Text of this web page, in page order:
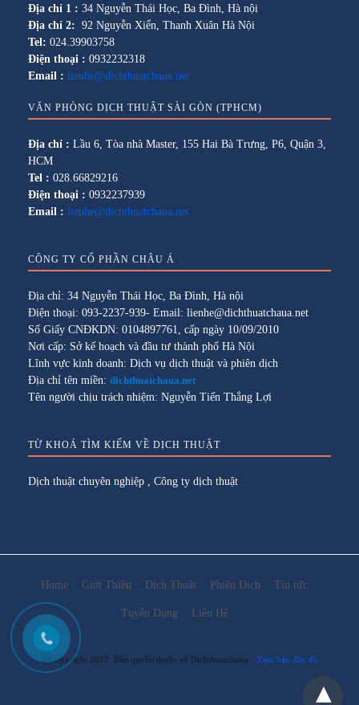
Địa chỉ 1 : 34 Nguyễn Thái Học, Ba Đình, Hà nội
Địa chỉ 2: 92 Nguyễn Xiển, Thanh Xuân Hà Nội
Tel: 024.39903758
Điện thoại : 0932232318
Email : lienhe@dichthuatchaua.net
VĂN PHÒNG DỊCH THUẬT SÀI GÒN (TPHCM)
Địa chỉ : Lầu 6, Tòa nhà Master, 155 Hai Bà Trưng, P6, Quận 3,
HCM
Tel : 028.66829216
Điện thoại : 0932237939
Email : lienhe@dichthuatchaua.net
CÔNG TY CỔ PHẦN CHÂU Á
Địa chỉ: 34 Nguyễn Thái Học, Ba Đình, Hà nội
Điện thoại: 093-2237-939- Email: lienhe@dichthuatchaua.net
Số Giấy CNĐKDN: 0104897761, cấp ngày 10/09/2010
Nơi cấp: Sở kế hoạch và đầu tư thành phố Hà Nội
Lĩnh vực kinh doanh: Dịch vụ dịch thuật và phiên dịch
Địa chỉ tên miền: dichthuatchaua.net
Tên người chịu trách nhiệm: Nguyễn Tiến Thắng Lợi
TỪ KHOÁ TÌM KIẾM VỀ DỊCH THUẬT
Dịch thuật chuyên nghiệp , Công ty dịch thuật
Home Giới Thiệu Dịch Thuật Phiên Dịch Tin tức
Tuyển Dụng Liên Hệ
@Copyright 2012. Bản quyền thuộc về Dichthuatchaua Xem bản đầy đủ